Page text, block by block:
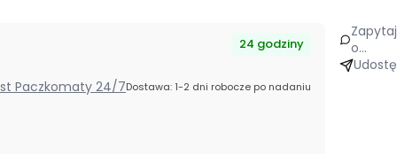
24 godziny
Paczkomaty 24/7Dostawa: 1-2 dni robocze po nadaniu
Zapytaj
o